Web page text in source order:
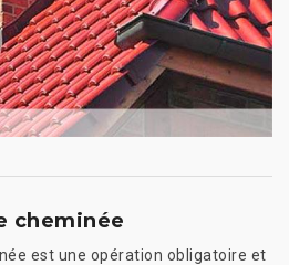
cheminée
est une opération obligatoire et